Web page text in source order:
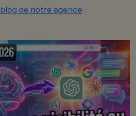
blog de notre agence .